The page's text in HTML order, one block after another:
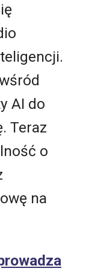
AI do
Teraz
o
na